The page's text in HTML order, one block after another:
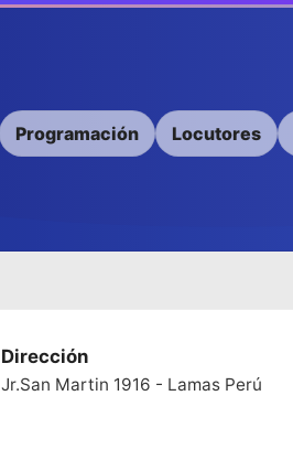
Programación Locutores
Dirección
Jr.San Martin 1916 - Lamas Perú